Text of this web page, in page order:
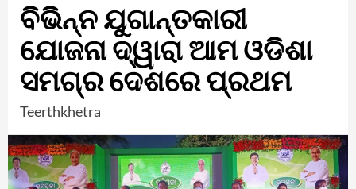
ବିଭିନ୍ନ ଯୁଗାନ୍ତକାରୀ
ଯୋଜନା ଦ୍ୱାରା ଆମ ଓଡିଶା
ସମଗ୍ର ଦେଶରେ ପ୍ରଥମ
Teerthkhetra